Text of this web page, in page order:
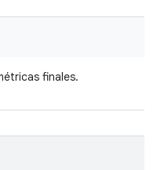
finales.